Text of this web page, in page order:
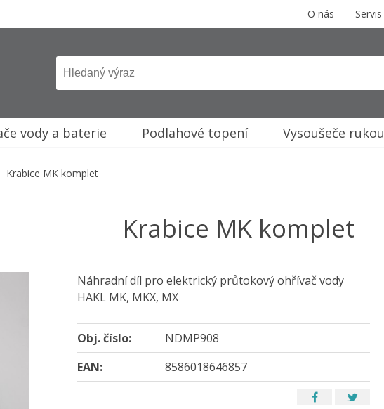
O nás Servis
vody a baterie Podlahové topení Vysoušeče rukou
Krabice MK komplet
Krabice MK komplet
Náhradní díl pro elektrický průtokový ohřívač vody
HAKL MK, MKX, MX
Obj. číslo:
NDMP908
EAN:
8586018646857